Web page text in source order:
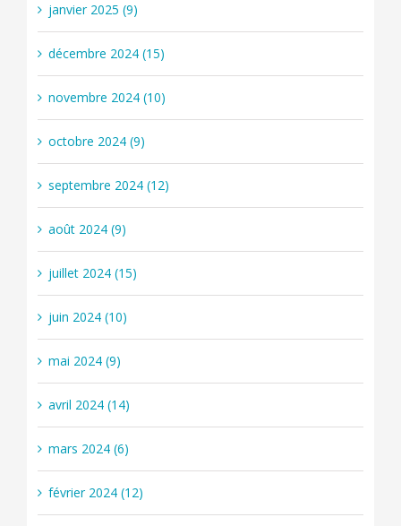
janvier 2025 (9)
décembre 2024 (15)
novembre 2024 (10)
octobre 2024 (9)
septembre 2024 (12)
août 2024 (9)
juillet 2024 (15)
juin 2024 (10)
mai 2024 (9)
avril 2024 (14)
mars 2024 (6)
février 2024 (12)